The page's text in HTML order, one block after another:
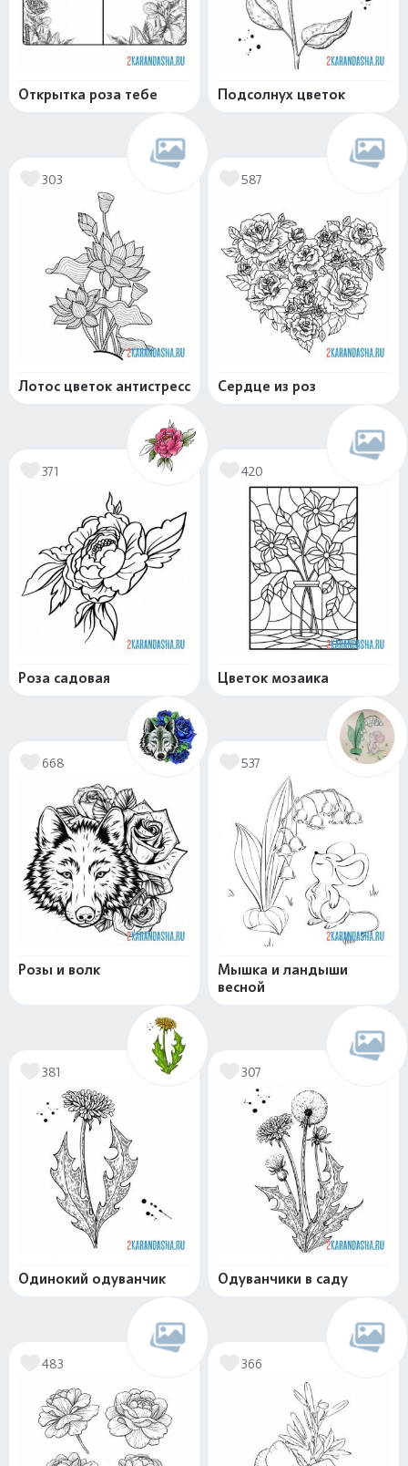
Открытка роза тебе Подсолнух цветок
303
Лотос цветок антистресс
587
Сердце из роз
371
Роза садовая
420
Цветок мозаика
668
Розы и волк
537
Мышка и ландыши
весной
381
Одинокий одуванчик
307
Одуванчики в саду
483 366